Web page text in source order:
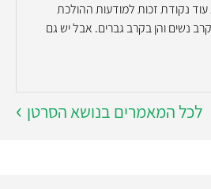
נקודת זכות למודעות ההולכת
נשים והן בקרב גברים. אבל יש גם
לכל המאמרים בנושא הסרטן